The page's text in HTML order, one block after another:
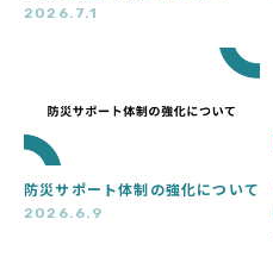
2026.7.1
防災サポート体制の強化について
2026.6.9